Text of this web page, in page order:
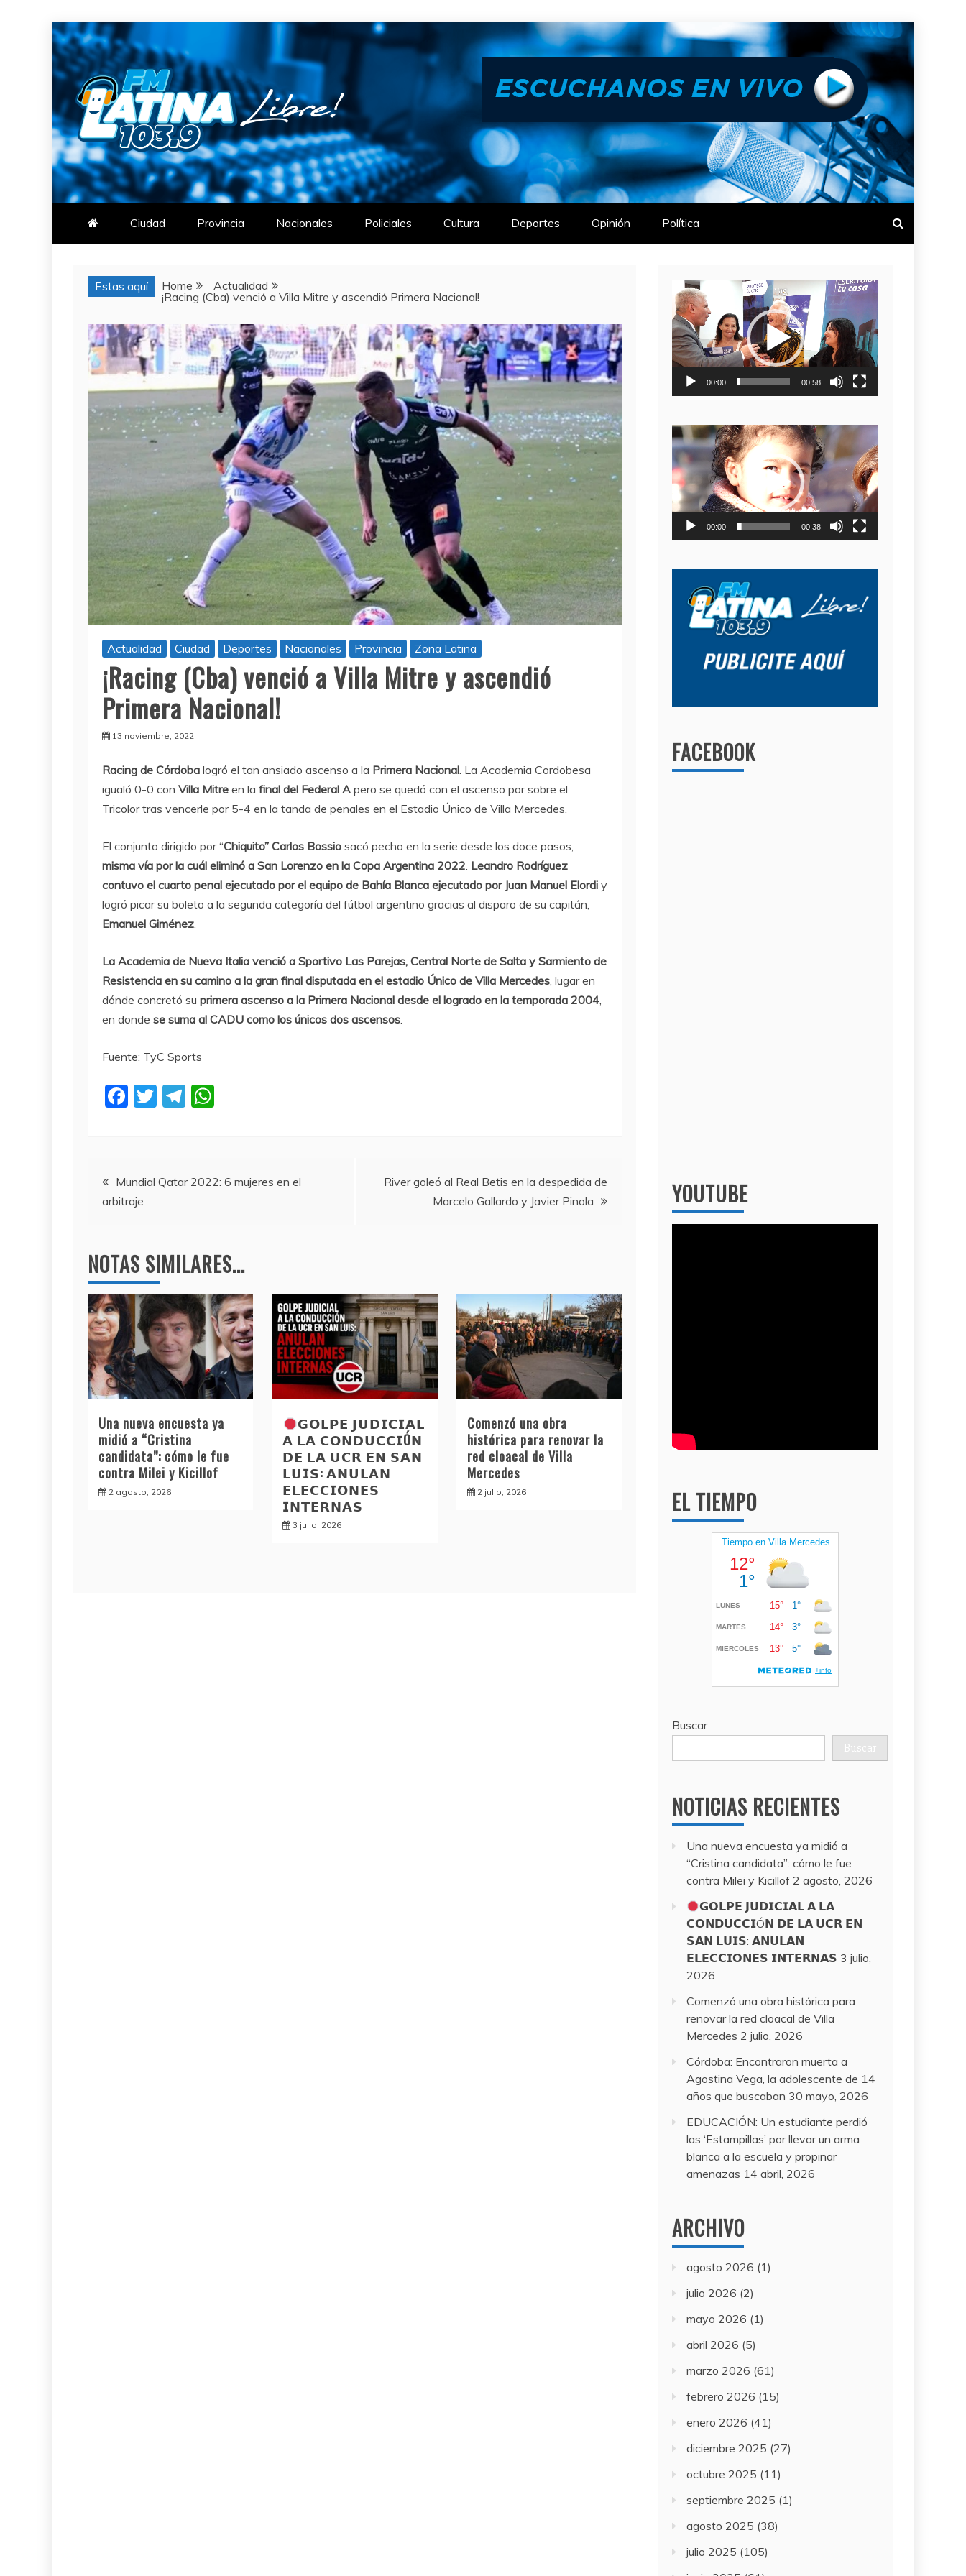
Skip
to
content
FM LATINA
NOTICIAS
Ciudad Provincia Nacionales Policiales Cultura Deportes Opinión Política
Estas aquí Home
Actualidad
¡Racing (Cba) venció a Villa Mitre y ascendió Primera Nacional!
Actualidad Ciudad Deportes Nacionales Provincia Zona Latina
¡Racing (Cba) venció a Villa Mitre y ascendió
Primera Nacional!
13 noviembre, 2022
Racing de Córdoba logró el tan ansiado ascenso a la Primera Nacional. La Academia Cordobesa
igualó 0-0 con Villa Mitre en la final del Federal A pero se quedó con el ascenso por sobre el
Tricolor tras vencerle por 5-4 en la tanda de penales en el Estadio Único de Villa Mercedes.
El conjunto dirigido por “Chiquito” Carlos Bossio sacó pecho en la serie desde los doce pasos,
misma vía por la cuál eliminó a San Lorenzo en la Copa Argentina 2022. Leandro Rodríguez
contuvo el cuarto penal ejecutado por el equipo de Bahía Blanca ejecutado por Juan Manuel Elordi y
logró picar su boleto a la segunda categoría del fútbol argentino gracias al disparo de su capitán,
Emanuel Giménez.
La Academia de Nueva Italia venció a Sportivo Las Parejas, Central Norte de Salta y Sarmiento de
Resistencia en su camino a la gran final disputada en el estadio Único de Villa Mercedes, lugar en
dónde concretó su primera ascenso a la Primera Nacional desde el logrado en la temporada 2004,
en donde se suma al CADU como los únicos dos ascensos.
Fuente: TyC Sports
F
b
o
k
T
T
a A
Navegación
de
entradas
Mundial Qatar 2022: 6 mujeres en el
arbitraje
River goleó al Real Betis en la despedida de
Marcelo Gallardo y Javier Pinola
NOTAS SIMILARES...
Una nueva encuesta ya
midió a “Cristina
candidata”: cómo le fue
contra Milei y Kicillof
2 agosto, 2026
𝗚𝗢𝗟𝗣𝗘 𝗝𝗨𝗗𝗜𝗖𝗜𝗔𝗟
𝗔 𝗟𝗔 𝗖𝗢𝗡𝗗𝗨𝗖𝗖𝗜Ó𝗡
𝗗𝗘 𝗟𝗔 𝗨𝗖𝗥 𝗘𝗡 𝗦𝗔𝗡
𝗟𝗨𝗜𝗦: 𝗔𝗡𝗨𝗟𝗔𝗡
𝗘𝗟𝗘𝗖𝗖𝗜𝗢𝗡𝗘𝗦
𝗜𝗡𝗧𝗘𝗥𝗡𝗔𝗦
3 julio, 2026
Comenzó una obra
histórica para renovar la
red cloacal de Villa
Mercedes
2 julio, 2026
Reproductor
de
video
00:00 00:58
Reproductor
de
video
00:00 00:38
FACEBOOK
YOUTUBE
EL TIEMPO
Buscar
Buscar
NOTICIAS RECIENTES
Una nueva encuesta ya midió a
“Cristina candidata”: cómo le fue
contra Milei y Kicillof 2 agosto, 2026
𝗚𝗢𝗟𝗣𝗘 𝗝𝗨𝗗𝗜𝗖𝗜𝗔𝗟 𝗔 𝗟𝗔
𝗖𝗢𝗡𝗗𝗨𝗖𝗖𝗜Ó𝗡 𝗗𝗘 𝗟𝗔 𝗨𝗖𝗥 𝗘𝗡
𝗦𝗔𝗡 𝗟𝗨𝗜𝗦: 𝗔𝗡𝗨𝗟𝗔𝗡
𝗘𝗟𝗘𝗖𝗖𝗜𝗢𝗡𝗘𝗦 𝗜𝗡𝗧𝗘𝗥𝗡𝗔𝗦 3 julio,
2026
Comenzó una obra histórica para
renovar la red cloacal de Villa
Mercedes 2 julio, 2026
Córdoba: Encontraron muerta a
Agostina Vega, la adolescente de 14
años que buscaban 30 mayo, 2026
EDUCACIÓN: Un estudiante perdió
las ‘Estampillas’ por llevar un arma
blanca a la escuela y propinar
amenazas 14 abril, 2026
ARCHIVO
agosto 2026 (1)
julio 2026 (2)
mayo 2026 (1)
abril 2026 (5)
marzo 2026 (61)
febrero 2026 (15)
enero 2026 (41)
diciembre 2025 (27)
octubre 2025 (11)
septiembre 2025 (1)
agosto 2025 (38)
julio 2025 (105)